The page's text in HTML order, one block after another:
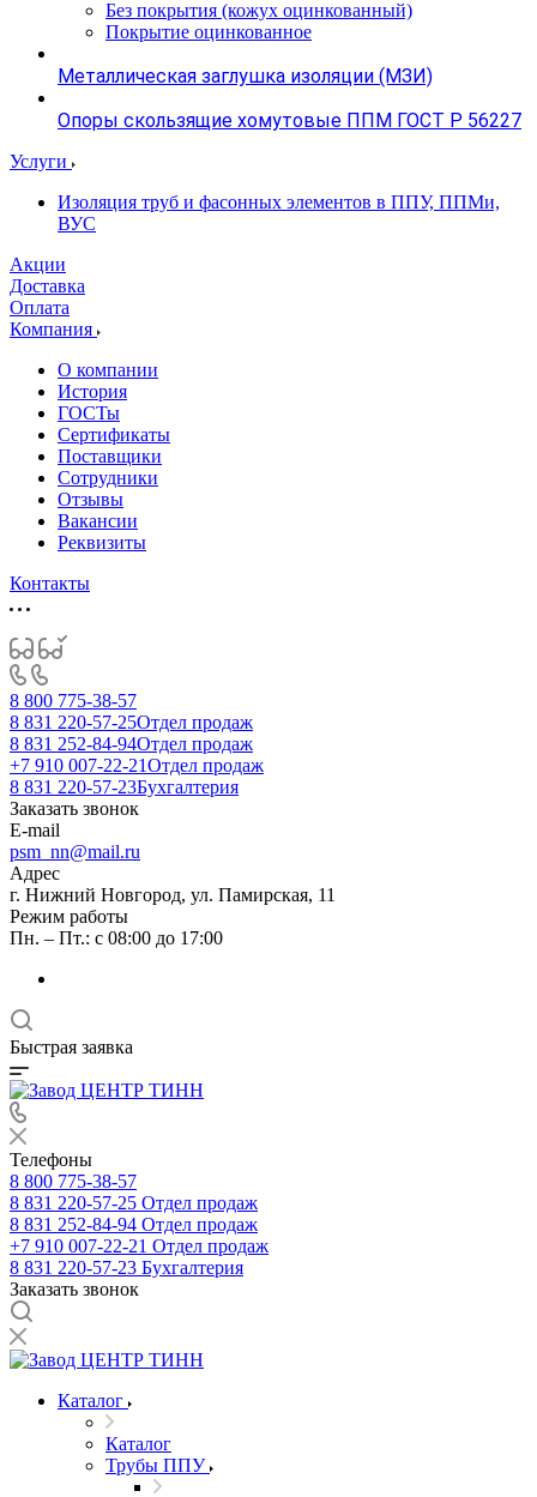
Без покрытия (кожух оцинкованный)
Покрытие оцинкованное
Металлическая заглушка изоляции (МЗИ)
Опоры скользящие хомутовые ППМ ГОСТ Р 56227
Услуги
Изоляция труб и фасонных элементов в ППУ, ППМи,
ВУС
Акции
Доставка
Оплата
Компания
О компании
История
ГОСТы
Сертификаты
Поставщики
Сотрудники
Отзывы
Вакансии
Реквизиты
Контакты
8 800 775-38-57
8 831 220-57-25Отдел продаж
8 831 252-84-94Отдел продаж
+7 910 007-22-21Отдел продаж
8 831 220-57-23Бухгалтерия
Заказать звонок
E-mail
psm_nn@mail.ru
Адрес
г. Нижний Новгород, ул. Памирская, 11
Режим работы
Пн. – Пт.: с 08:00 до 17:00
Быстрая заявка
Телефоны
8 800 775-38-57
8 831 220-57-25 Отдел продаж
8 831 252-84-94 Отдел продаж
+7 910 007-22-21 Отдел продаж
8 831 220-57-23 Бухгалтерия
Заказать звонок
Каталог
Каталог
Трубы ППУ